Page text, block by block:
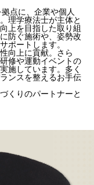
点に、企業や個人
理学療法士が主体と
上を目指した取り組
防ぐ施術や、姿勢改
ポートします。
向上に貢献。さら
修や運動イベントの
施しています。多く
ンスを整えるお手伝
くりのパートナーと